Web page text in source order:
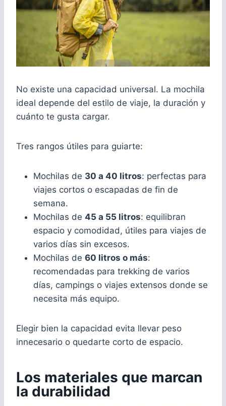
No existe una capacidad universal. La mochila
ideal depende del estilo de viaje, la duración y
cuánto te gusta cargar.
Tres rangos útiles para guiarte:
Mochilas de 30 a 40 litros: perfectas para
viajes cortos o escapadas de fin de
semana.
Mochilas de 45 a 55 litros: equilibran
espacio y comodidad, útiles para viajes de
varios días sin excesos.
Mochilas de 60 litros o más:
recomendadas para trekking de varios
días, campings o viajes extensos donde se
necesita más equipo.
Elegir bien la capacidad evita llevar peso
innecesario o quedarte corto de espacio.
Los materiales que marcan
la durabilidad